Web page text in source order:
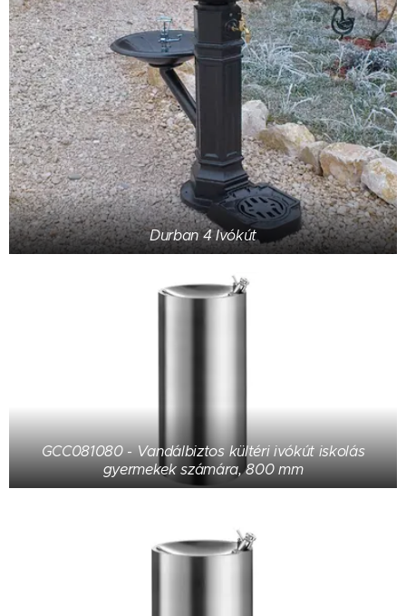
Durban 4 Ivókút
GCC081080 - Vandálbiztos kültéri ivókút iskolás
gyermekek számára, 800 mm